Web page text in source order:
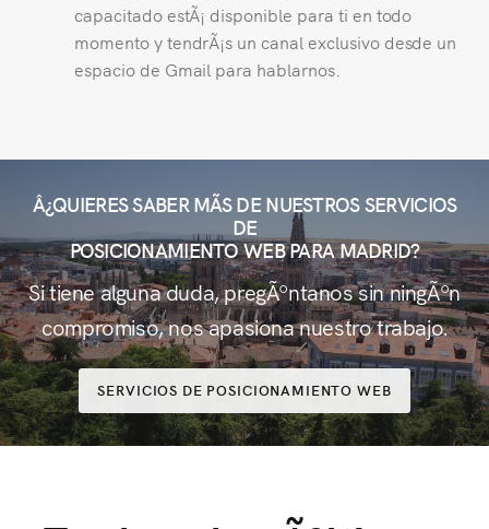
capacitado estÃ¡ disponible para ti en todo
momento y tendrÃ¡s un canal exclusivo desde un
espacio de Gmail para hablarnos.
Â¿QUIERES SABER MÃS DE NUESTROS SERVICIOS
DE
POSICIONAMIENTO WEB PARA MADRID?
Si tiene alguna duda, pregÃºntanos sin ningÃºn
compromiso, nos apasiona nuestro trabajo.
SERVICIOS DE POSICIONAMIENTO WEB